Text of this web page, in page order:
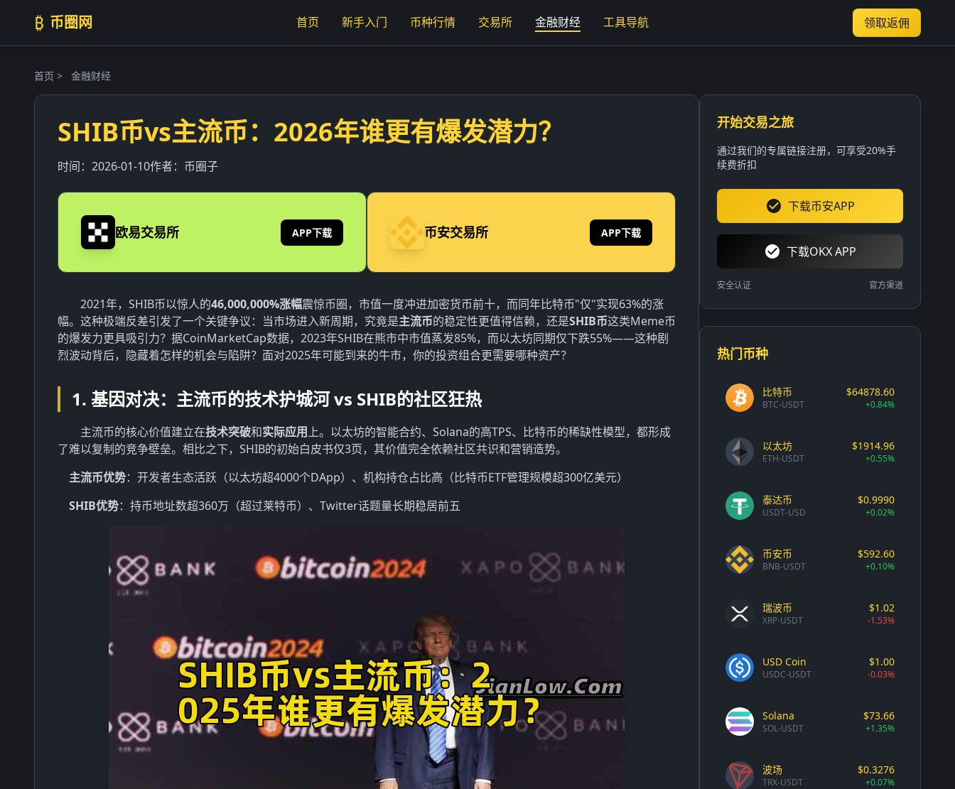
₿ 币圈网 首页 新手入门 币种行情 交易所 金融财经 工具导航 领取返佣
首页 > 金融财经
SHIB币vs主流币：2026年谁更有爆发潜力？
时间： 2026-01-10作者： 币圈子
欧易交易所 APP下载 币安交易所 APP下载
2021年，SHIB币以惊人的46,000,000%涨幅震惊币圈，市值一度冲进加密货币前十，而同年比特币"仅"实现63%的涨
幅。这种极端反差引发了一个关键争议：当市场进入新周期，究竟是主流币的稳定性更值得信赖，还是SHIB币这类Meme币
的爆发力更具吸引力？据CoinMarketCap数据，2023年SHIB在熊市中市值蒸发85%，而以太坊同期仅下跌55%——这种剧
烈波动背后，隐藏着怎样的机会与陷阱？面对2025年可能到来的牛市，你的投资组合更需要哪种资产？
1. 基因对决：主流币的技术护城河 vs SHIB的社区狂热
主流币的核心价值建立在技术突破和实际应用上。以太坊的智能合约、Solana的高TPS、比特币的稀缺性模型，都形成
了难以复制的竞争壁垒。相比之下，SHIB的初始白皮书仅3页，其价值完全依赖社区共识和营销造势。
主流币优势：开发者生态活跃（以太坊超4000个DApp）、机构持仓占比高（比特币ETF管理规模超300亿美元）
SHIB优势：持币地址数超360万（超过莱特币）、Twitter话题量长期稳居前五
开始交易之旅
通过我们的专属链接注册，可享受20%手
续费折扣
下载币安APP
下载OKX APP
安全认证 官方渠道
热门币种
比特币
BTC-USDT
$64878.60
+0.84%
以太坊
ETH-USDT
$1914.96
+0.55%
泰达币
USDT-USD
$0.9990
+0.02%
币安币
BNB-USDT
$592.60
+0.10%
瑞波币
XRP-USDT
$1.02
-1.53%
USD Coin
USDC-USDT
$1.00
-0.03%
Solana
SOL-USDT
$73.66
+1.35%
波场
TRX-USDT
$0.3276
+0.07%